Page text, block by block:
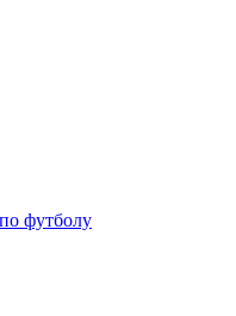
футболу